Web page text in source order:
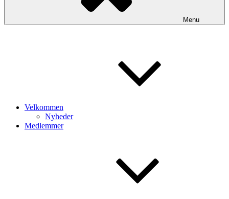
Menu
Velkommen
Nyheder
Medlemmer